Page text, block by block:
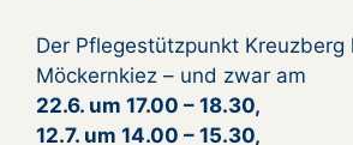
Der Pflegestützpunkt Kreuzberg
Möckernkiez – und zwar am
22.6. um 17.00 – 18.30,
12.7. um 14.00 – 15.30,